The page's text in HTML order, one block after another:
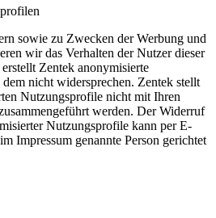
sowie zu Zwecken der Werbung und
wir das Verhalten der Nutzer dieser
Zentek anonymisierte
nicht widersprechen. Zentek stellt
Nutzungsprofile nicht mit Ihren
werden. Der Widerruf
Nutzungsprofile kann per E-
Impressum genannte Person gerichtet